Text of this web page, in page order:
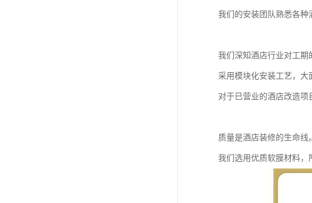
我们的安装团队熟悉各种
我们深知酒店行业对工期
采用模块化安装工艺，大
对于已营业的酒店改造项
质量是酒店装修的生命线。
我们选用优质软膜材料，